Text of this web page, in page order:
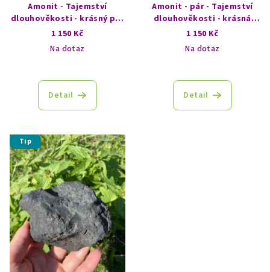
Amonit - Tajemství
dlouhověkosti - krásný pár
2
1 150 Kč
Na dotaz
Detail
Amonit - pár - Tajemství
dlouhověkosti - krásná
dvojice 1
1 150 Kč
Na dotaz
Detail
Tip